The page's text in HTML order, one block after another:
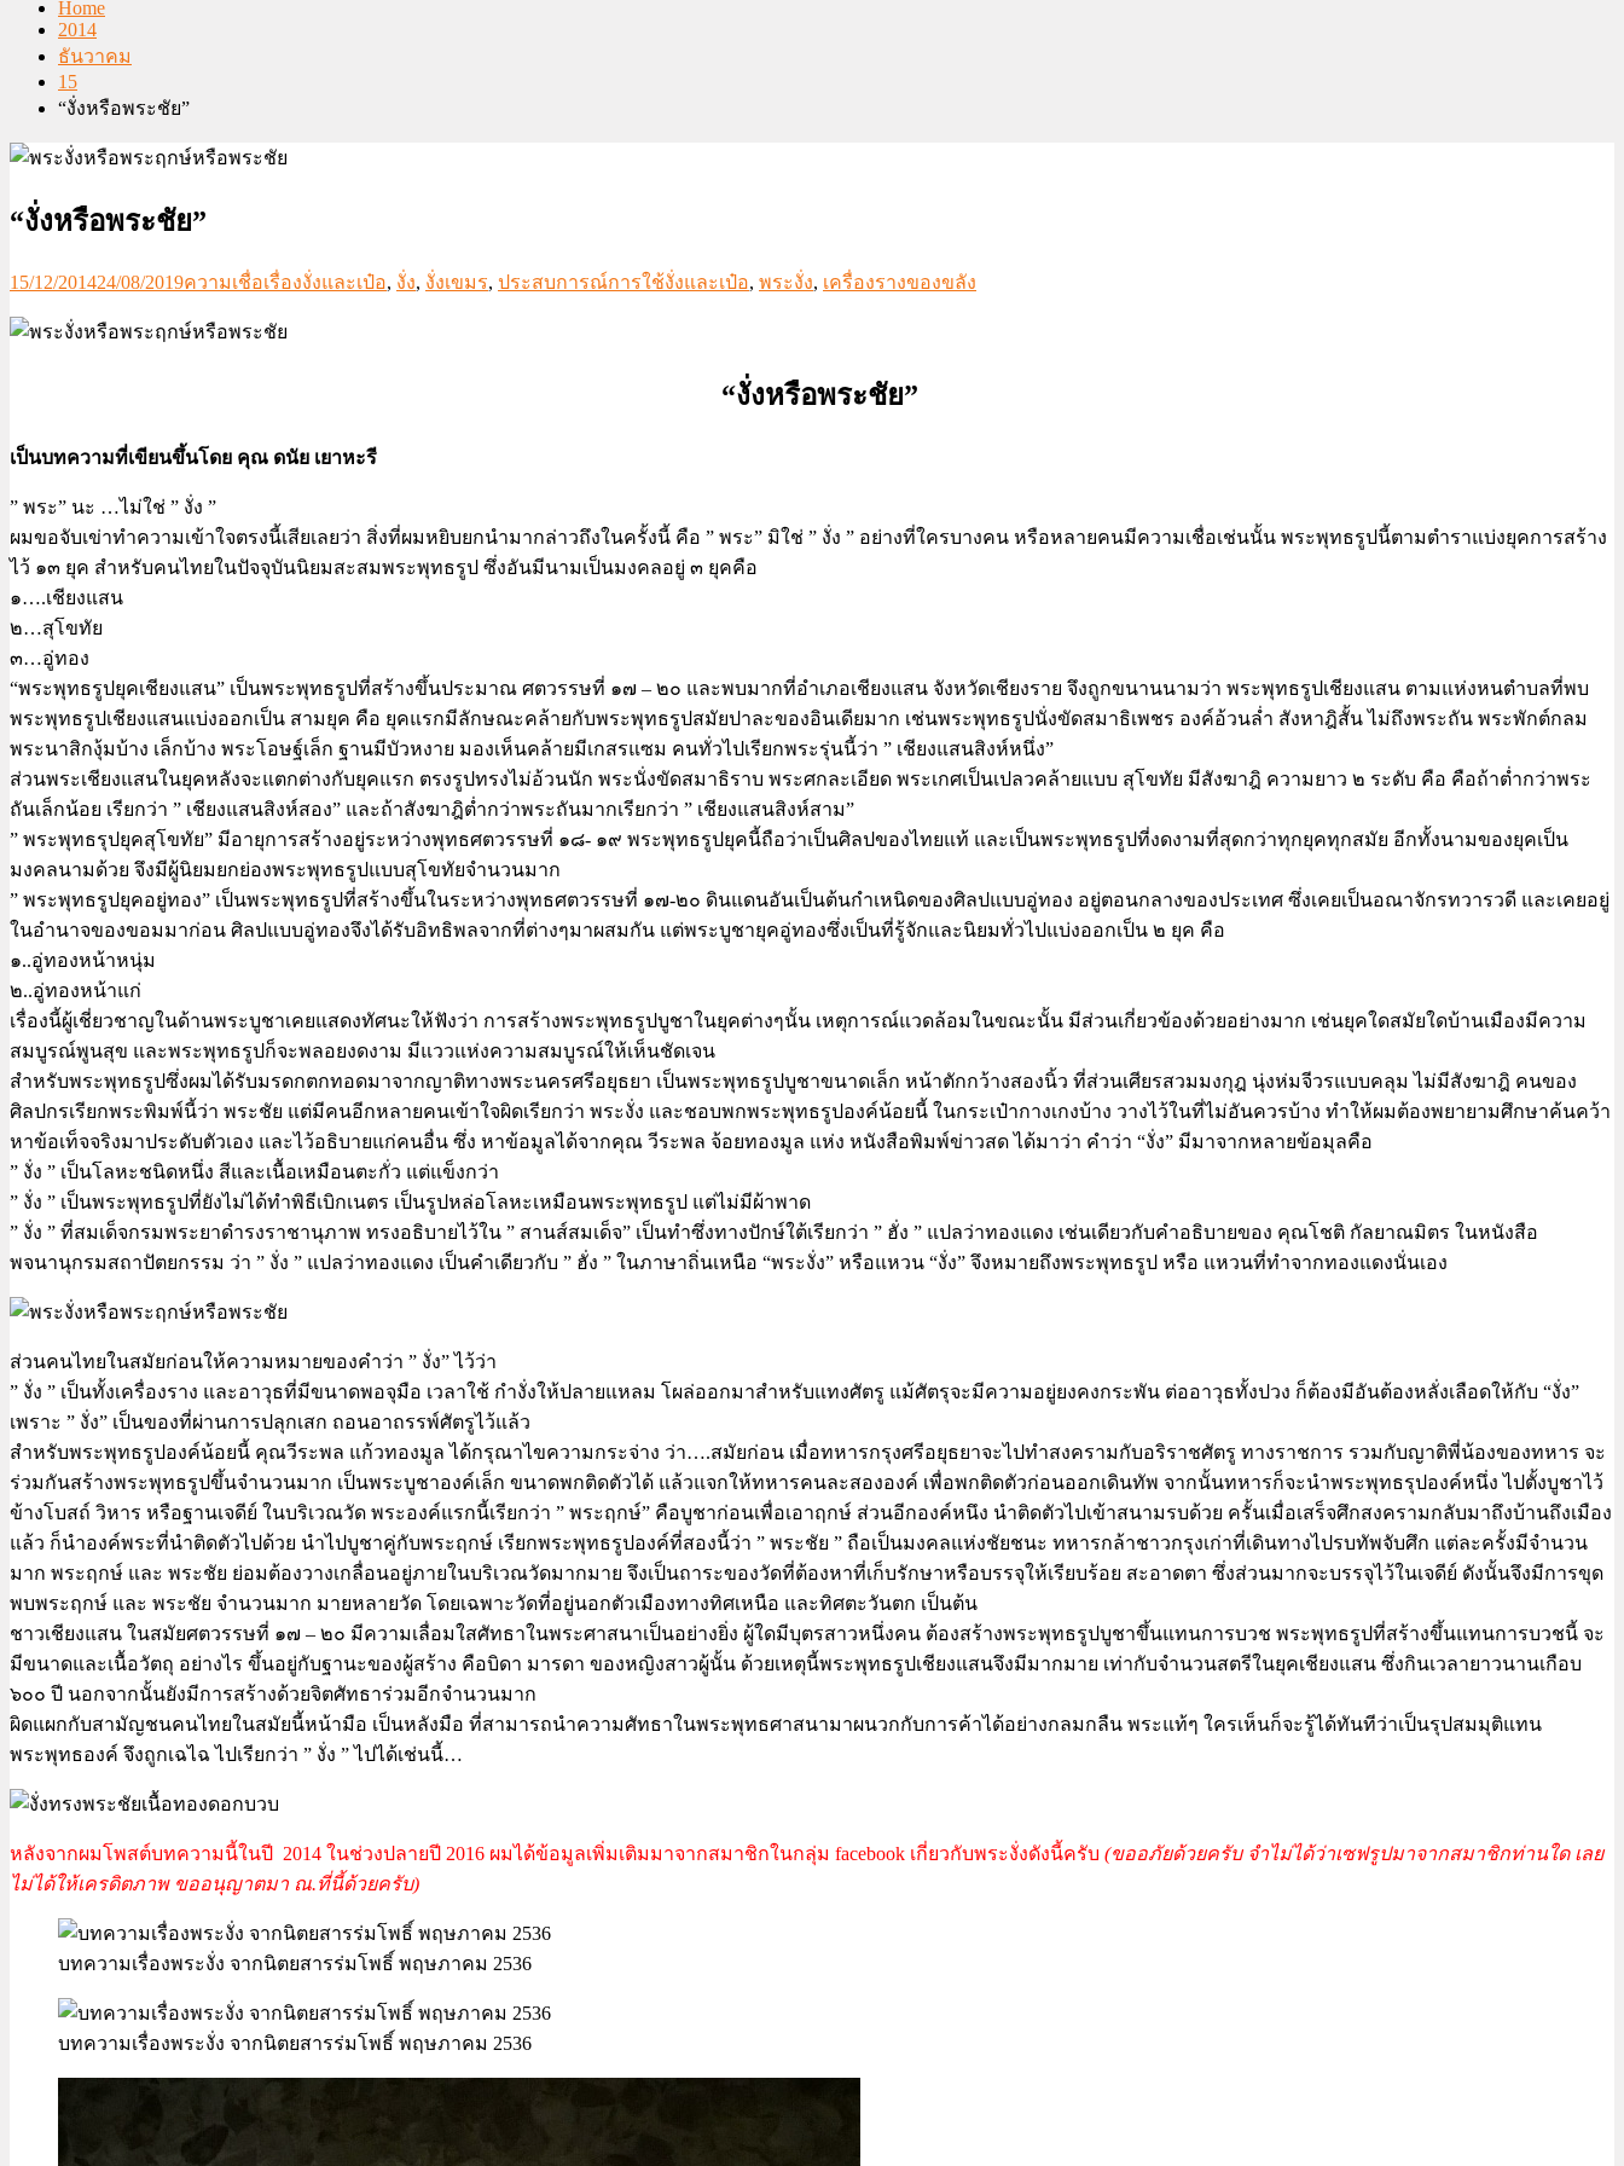
Home
2014
ธันวาคม
15
“งั่งหรือพระชัย”
“งั่งหรือพระชัย”
15/12/201424/08/2019ความเชื่อเรื่องงั่งและเป๋อ, งั่ง, งั่งเขมร, ประสบการณ์การใช้งั่งและเป๋อ, พระงั่ง, เครื่องรางของขลัง
“งั่งหรือพระชัย”
เป็นบทความที่เขียนขึ้นโดย คุณ ดนัย เยาหะรี
” พระ” นะ …ไม่ใช่ ” งั่ง ”
ผมขอจับเข่าทำความเข้าใจตรงนี้เสียเลยว่า สิ่งที่ผมหยิบยกนำมากล่าวถึงในครั้งนี้ คือ ” พระ” มิใช่ ” งั่ง ” อย่างที่ใครบางคน หรือหลายคนมีความเชื่อเช่นนั้น พระพุทธรูปนี้ตามตำราแบ่งยุคการสร้าง
ไว้ ๑๓ ยุค สำหรับคนไทยในปัจจุบันนิยมสะสมพระพุทธรูป ซึ่งอันมีนามเป็นมงคลอยู่ ๓ ยุคคือ
๑….เชียงแสน
๒…สุโขทัย
๓…อู่ทอง
“พระพุทธรูปยุคเชียงแสน” เป็นพระพุทธรูปที่สร้างขึ้นประมาณ ศตวรรษที่ ๑๗ – ๒๐ และพบมากที่อำเภอเชียงแสน จังหวัดเชียงราย จึงถูกขนานนามว่า พระพุทธรูปเชียงแสน ตามแห่งหนตำบลที่พบ
พระพุทธรูปเชียงแสนแบ่งออกเป็น สามยุค คือ ยุคแรกมีลักษณะคล้ายกับพระพุทธรูปสมัยปาละของอินเดียมาก เช่นพระพุทธรูปนั่งขัดสมาธิเพชร องค์อ้วนล่ำ สังหาฎิสั้น ไม่ถึงพระถัน พระพักต์กลม
พระนาสิกงุ้มบ้าง เล็กบ้าง พระโอษฐ์เล็ก ฐานมีบัวหงาย มองเห็นคล้ายมีเกสรแซม คนทั่วไปเรียกพระรุ่นนี้ว่า ” เชียงแสนสิงห์หนึ่ง”
ส่วนพระเชียงแสนในยุคหลังจะแตกต่างกับยุคแรก ตรงรูปทรงไม่อ้วนนัก พระนั่งขัดสมาธิราบ พระศกละเอียด พระเกศเป็นเปลวคล้ายแบบ สุโขทัย มีสังฆาฎิ ความยาว ๒ ระดับ คือ คือถ้าต่ำกว่าพระ
ถันเล็กน้อย เรียกว่า ” เชียงแสนสิงห์สอง” และถ้าสังฆาฎิต่ำกว่าพระถันมากเรียกว่า ” เชียงแสนสิงห์สาม”
” พระพุทธรุปยุคสุโขทัย” มีอายุการสร้างอยู่ระหว่างพุทธศตวรรษที่ ๑๘- ๑๙ พระพุทธรูปยุคนี้ถือว่าเป็นศิลปของไทยแท้ และเป็นพระพุทธรูปที่งดงามที่สุดกว่าทุกยุคทุกสมัย อีกทั้งนามของยุคเป็น
มงคลนามด้วย จึงมีผู้นิยมยกย่องพระพุทธรูปแบบสุโขทัยจำนวนมาก
” พระพุทธรูปยุคอยู่ทอง” เป็นพระพุทธรูปที่สร้างขึ้นในระหว่างพุทธศตวรรษที่ ๑๗-๒๐ ดินแดนอันเป็นต้นกำเหนิดของศิลปแบบอู่ทอง อยู่ตอนกลางของประเทศ ซึ่งเคยเป็นอณาจักรทวารวดี และเคยอยู่
ในอำนาจของขอมมาก่อน ศิลปแบบอู่ทองจึงได้รับอิทธิพลจากที่ต่างๆมาผสมกัน แต่พระบูชายุคอู่ทองซึ่งเป็นที่รู้จักและนิยมทั่วไปแบ่งออกเป็น ๒ ยุค คือ
๑..อู่ทองหน้าหนุ่ม
๒..อู่ทองหน้าแก่
เรื่องนี้ผู้เชี่ยวชาญในด้านพระบูชาเคยแสดงทัศนะให้ฟังว่า การสร้างพระพุทธรูปบูชาในยุคต่างๆนั้น เหตุการณ์แวดล้อมในขณะนั้น มีส่วนเกี่ยวข้องด้วยอย่างมาก เช่นยุคใดสมัยใดบ้านเมืองมีความ
สมบูรณ์พูนสุข และพระพุทธรูปก็จะพลอยงดงาม มีแววแห่งความสมบูรณ์ให้เห็นชัดเจน
สำหรับพระพุทธรูปซึ่งผมได้รับมรดกตกทอดมาจากญาติทางพระนครศรีอยุธยา เป็นพระพุทธรูปบูชาขนาดเล็ก หน้าตักกว้างสองนิ้ว ที่ส่วนเศียรสวมมงกุฎ นุ่งห่มจีวรแบบคลุม ไม่มีสังฆาฎิ คนของ
ศิลปกรเรียกพระพิมพ์นี้ว่า พระชัย แต่มีคนอีกหลายคนเข้าใจผิดเรียกว่า พระงั่ง และชอบพกพระพุทธรูปองค์น้อยนี้ ในกระเป๋ากางเกงบ้าง วางไว้ในที่ไม่อันควรบ้าง ทำให้ผมต้องพยายามศึกษาค้นคว้า
หาข้อเท็จจริงมาประดับตัวเอง และไว้อธิบายแก่คนอื่น ซึ่ง หาข้อมูลได้จากคุณ วีระพล จ้อยทองมูล แห่ง หนังสือพิมพ์ข่าวสด ได้มาว่า คำว่า “งั่ง” มีมาจากหลายข้อมุลคือ
” งั่ง ” เป็นโลหะชนิดหนึ่ง สีและเนื้อเหมือนตะกั่ว แต่แข็งกว่า
” งั่ง ” เป็นพระพุทธรูปที่ยังไม่ได้ทำพิธีเบิกเนตร เป็นรูปหล่อโลหะเหมือนพระพุทธรูป แต่ไม่มีผ้าพาด
” งั่ง ” ที่สมเด็จกรมพระยาดำรงราชานุภาพ ทรงอธิบายไว้ใน ” สานส์สมเด็จ” เป็นทำซึ่งทางปักษ์ใต้เรียกว่า ” ฮั่ง ” แปลว่าทองแดง เช่นเดียวกับคำอธิบายของ คุณโชติ กัลยาณมิตร ในหนังสือ
พจนานุกรมสถาปัตยกรรม ว่า ” งั่ง ” แปลว่าทองแดง เป็นคำเดียวกับ ” ฮั่ง ” ในภาษาถิ่นเหนือ “พระงั่ง” หรือแหวน “งั่ง” จึงหมายถึงพระพุทธรูป หรือ แหวนที่ทำจากทองแดงนั่นเอง
ส่วนคนไทยในสมัยก่อนให้ความหมายของคำว่า ” งั่ง” ไว้ว่า
” งั่ง ” เป็นทั้งเครื่องราง และอาวุธที่มีขนาดพอจุมือ เวลาใช้ กำงั่งให้ปลายแหลม โผล่ออกมาสำหรับแทงศัตรู แม้ศัตรุจะมีความอยู่ยงคงกระพัน ต่ออาวุธทั้งปวง ก็ต้องมีอันต้องหลั่งเลือดให้กับ “งั่ง”
เพราะ ” งั่ง” เป็นของที่ผ่านการปลุกเสก ถอนอาถรรพ์ศัตรูไว้แล้ว
สำหรับพระพุทธรูปองค์น้อยนี้ คุณวีระพล แก้วทองมูล ได้กรุณาไขความกระจ่าง ว่า….สมัยก่อน เมื่อทหารกรุงศรีอยุธยาจะไปทำสงครามกับอริราชศัตรู ทางราชการ รวมกับญาติพี่น้องของทหาร จะ
ร่วมกันสร้างพระพุทธรูปขึ้นจำนวนมาก เป็นพระบูชาองค์เล็ก ขนาดพกติดตัวได้ แล้วแจกให้ทหารคนละสององค์ เพื่อพกติดตัวก่อนออกเดินทัพ จากนั้นทหารก็จะนำพระพุทธรุปองค์หนึ่ง ไปตั้งบูชาไว้
ข้างโบสถ์ วิหาร หรือฐานเจดีย์ ในบริเวณวัด พระองค์แรกนี้เรียกว่า ” พระฤกษ์” คือบูชาก่อนเพื่อเอาฤกษ์ ส่วนอีกองค์หนึง นำติดตัวไปเข้าสนามรบด้วย ครั้นเมื่อเสร็จศึกสงครามกลับมาถึงบ้านถึงเมือง
แล้ว ก็นำองค์พระที่นำติดตัวไปด้วย นำไปบูชาคู่กับพระฤกษ์ เรียกพระพุทธรูปองค์ที่สองนี้ว่า ” พระชัย ” ถือเป็นมงคลแห่งชัยชนะ ทหารกล้าชาวกรุงเก่าที่เดินทางไปรบทัพจับศึก แต่ละครั้งมีจำนวน
มาก พระฤกษ์ และ พระชัย ย่อมต้องวางเกลื่อนอยู่ภายในบริเวณวัดมากมาย จึงเป็นถาระของวัดที่ต้องหาที่เก็บรักษาหรือบรรจุให้เรียบร้อย สะอาดตา ซึ่งส่วนมากจะบรรจุไว้ในเจดีย์ ดังนั้นจึงมีการขุด
พบพระฤกษ์ และ พระชัย จำนวนมาก มายหลายวัด โดยเฉพาะวัดที่อยู่นอกตัวเมืองทางทิศเหนือ และทิศตะวันตก เป็นต้น
ชาวเชียงแสน ในสมัยศตวรรษที่ ๑๗ – ๒๐ มีความเลื่อมใสศัทธาในพระศาสนาเป็นอย่างยิ่ง ผู้ใดมีบุตรสาวหนึ่งคน ต้องสร้างพระพุทธรูปบูชาขึ้นแทนการบวช พระพุทธรูปที่สร้างขึ้นแทนการบวชนี้ จะ
มีขนาดและเนื้อวัตถุ อย่างไร ขึ้นอยู่กับฐานะของผู้สร้าง คือบิดา มารดา ของหญิงสาวผู้นั้น ด้วยเหตุนี้พระพุทธรูปเชียงแสนจึงมีมากมาย เท่ากับจำนวนสตรีในยุคเชียงแสน ซึ่งกินเวลายาวนานเกือบ
๖๐๐ ปี นอกจากนั้นยังมีการสร้างด้วยจิตศัทธาร่วมอีกจำนวนมาก
ผิดแผกกับสามัญชนคนไทยในสมัยนี้หน้ามือ เป็นหลังมือ ที่สามารถนำความศัทธาในพระพุทธศาสนามาผนวกกับการค้าได้อย่างกลมกลืน พระแท้ๆ ใครเห็นก็จะรู้ได้ทันทีว่าเป็นรุปสมมุติแทน
พระพุทธองค์ จึงถูกเฉไฉ ไปเรียกว่า ” งั่ง ” ไปได้เช่นนี้…
หลังจากผมโพสต์บทความนี้ในปี 2014 ในช่วงปลายปี 2016 ผมได้ข้อมูลเพิ่มเติมมาจากสมาชิกในกลุ่ม facebook เกี่ยวกับพระงั่งดังนี้ครับ (ขออภัยด้วยครับ จำไม่ได้ว่าเซฟรูปมาจากสมาชิกท่านใด เลย
ไม่ได้ให้เครดิตภาพ ขออนุญาตมา ณ.ที่นี้ด้วยครับ)
บทความเรื่องพระงั่ง จากนิตยสารร่มโพธิ์ พฤษภาคม 2536
บทความเรื่องพระงั่ง จากนิตยสารร่มโพธิ์ พฤษภาคม 2536